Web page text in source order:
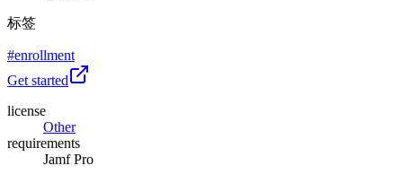
标签
#enrollment
Get started
license
Other
requirements
Jamf Pro